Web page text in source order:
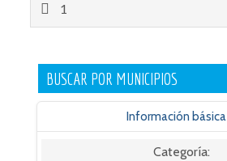
1
BUSCAR POR MUNICIPIOS
Información básica
Categoría: